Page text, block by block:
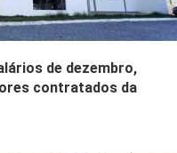
de dezembro,
contratados da